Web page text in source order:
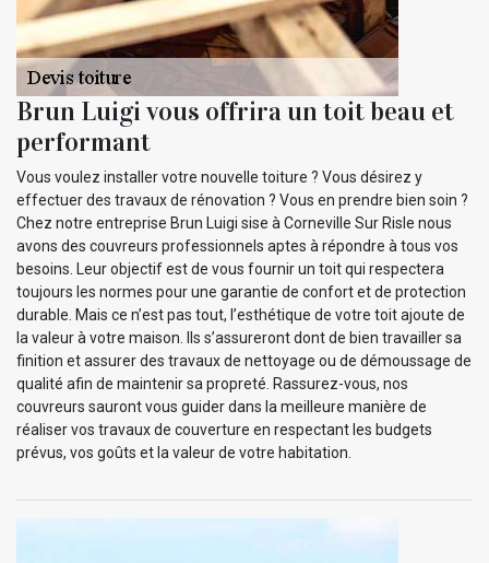
Brun Luigi vous offrira un toit beau et
performant
Vous voulez installer votre nouvelle toiture ? Vous désirez y
effectuer des travaux de rénovation ? Vous en prendre bien soin ?
Chez notre entreprise Brun Luigi sise à Corneville Sur Risle nous
avons des couvreurs professionnels aptes à répondre à tous vos
besoins. Leur objectif est de vous fournir un toit qui respectera
toujours les normes pour une garantie de confort et de protection
durable. Mais ce n’est pas tout, l’esthétique de votre toit ajoute de
la valeur à votre maison. Ils s’assureront dont de bien travailler sa
finition et assurer des travaux de nettoyage ou de démoussage de
qualité afin de maintenir sa propreté. Rassurez-vous, nos
couvreurs sauront vous guider dans la meilleure manière de
réaliser vos travaux de couverture en respectant les budgets
prévus, vos goûts et la valeur de votre habitation.